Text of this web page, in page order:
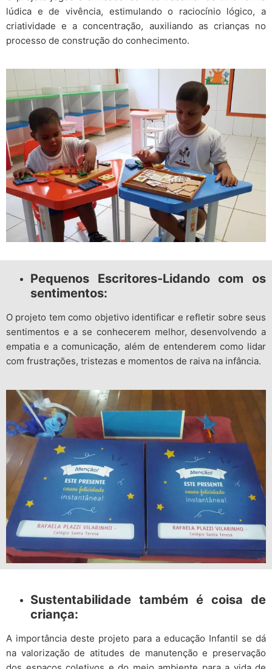
lúdica e de vivência, estimulando o raciocínio lógico, a
criatividade e a concentração, auxiliando as crianças no
processo de construção do conhecimento.
Pequenos Escritores-Lidando com os
sentimentos:
O projeto tem como objetivo identificar e refletir sobre seus
sentimentos e a se conhecerem melhor, desenvolvendo a
empatia e a comunicação, além de entenderem como lidar
com frustrações, tristezas e momentos de raiva na infância.
Sustentabilidade também é coisa de
criança:
A importância deste projeto para a educação Infantil se dá
na valorização de atitudes de manutenção e preservação